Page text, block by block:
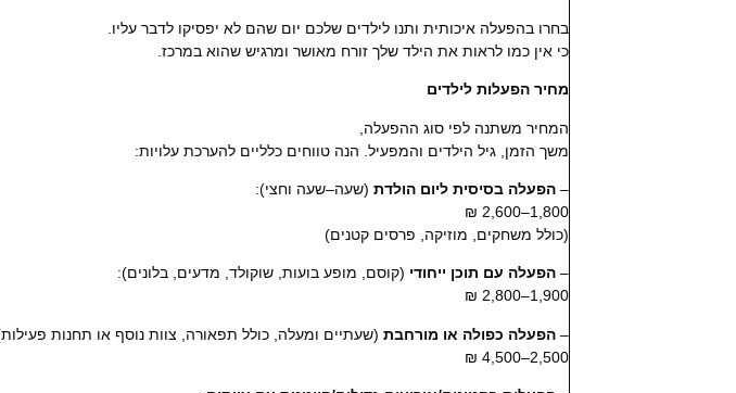
בחרו בהפעלה איכותית ותנו לילדים שלכם יום שהם לא יפסיקו לדבר עליו.
כי אין כמו לראות את הילד שלך זורח מאושר ומרגיש שהוא במרכז.
מחיר הפעלות לילדים
המחיר משתנה לפי סוג ההפעלה,
משך הזמן, גיל הילדים והמפעיל. הנה טווחים כלליים להערכת עלויות:
–הפעלה בסיסית ליום הולדת (שעה–שעה וחצי):
1,800–2,600 ₪
(כולל משחקים, מוזיקה, פרסים קטנים)
–הפעלה עם תוכן ייחודי (קוסם, מופע בועות, שוקולד, מדעים, בלונים):
1,900–2,800 ₪
–הפעלה כפולה או מורחבת (שעתיים ומעלה, כולל תפאורה, צוות נוסף או תחנות
2,500–4,500 ₪